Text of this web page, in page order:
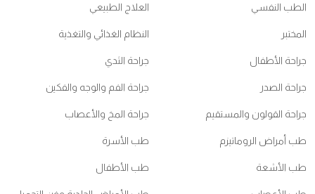
الطب النفسي العلاج الطبيعي
المختبر النظام الغذائي والتغذية
جراحة الأطفال جراحة الثدي
جراحة الصدر جراحة الفم والوجه والفكين
جراحة القولون والمستقيم جراحة المخ والأعصاب
طب أمراض الروماتيزم طب الأسرة
طب الأشعة طب الأطفال